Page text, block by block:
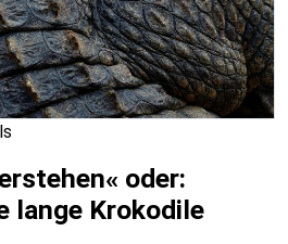
oder:
lange Krokodile